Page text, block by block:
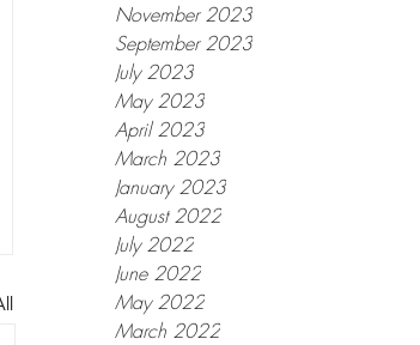
November 2023
September 2023
July 2023
May 2023
April 2023
March 2023
January 2023
August 2022
July 2022
June 2022
May 2022
March 2022